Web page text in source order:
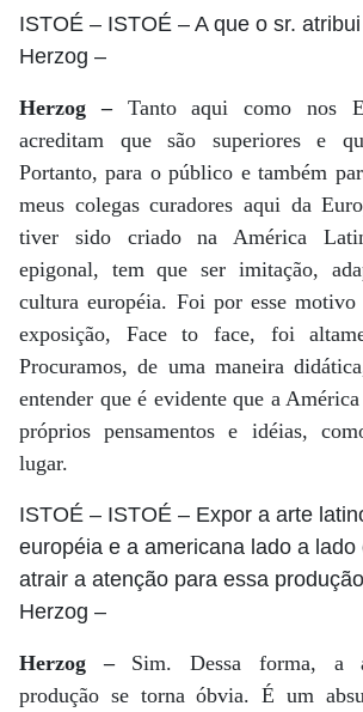
ISTOÉ – ISTOÉ – A que o sr.
Herzog –
Herzog –Tanto aqui como nos
acreditam que são superiores e
Portanto, para o público e também
meus colegas curadores aqui da
tiver sido criado na América
epigonal, tem que ser imitação,
cultura européia. Foi por esse
exposição, Face to face, foi
Procuramos, de uma maneira
entender que é evidente que a
próprios pensamentos e idéias,
lugar.
ISTOÉ – ISTOÉ – Expor a arte
européia e a americana lado a
atrair a atenção para essa
Herzog –
Herzog –Sim. Dessa forma, a
produção se torna óbvia. É um